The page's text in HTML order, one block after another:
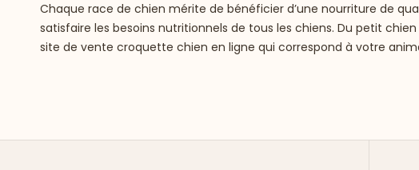
Chaque race de chien mérite de bénéficier d’une nourriture de
satisfaire les besoins nutritionnels de tous les chiens. Du petit
site de vente croquette chien en ligne qui correspond à votre